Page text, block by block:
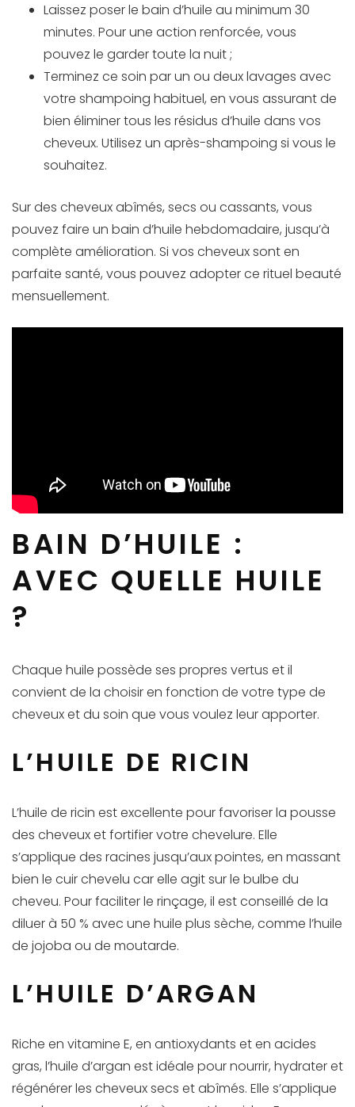
Laissez poser le bain d’huile au minimum 30
minutes. Pour une action renforcée, vous
pouvez le garder toute la nuit ;
Terminez ce soin par un ou deux lavages avec
votre shampoing habituel, en vous assurant de
bien éliminer tous les résidus d’huile dans vos
cheveux. Utilisez un après-shampoing si vous le
souhaitez.
Sur des cheveux abîmés, secs ou cassants, vous
pouvez faire un bain d’huile hebdomadaire, jusqu’à
complète amélioration. Si vos cheveux sont en
parfaite santé, vous pouvez adopter ce rituel beauté
mensuellement.
BAIN D’HUILE :
AVEC QUELLE HUILE
?
Chaque huile possède ses propres vertus et il
convient de la choisir en fonction de votre type de
cheveux et du soin que vous voulez leur apporter.
L’HUILE DE RICIN
L’huile de ricin est excellente pour favoriser la pousse
des cheveux et fortifier votre chevelure. Elle
s’applique des racines jusqu’aux pointes, en massant
bien le cuir chevelu car elle agit sur le bulbe du
cheveu. Pour faciliter le rinçage, il est conseillé de la
diluer à 50 % avec une huile plus sèche, comme l’huile
de jojoba ou de moutarde.
L’HUILE D’ARGAN
Riche en vitamine E, en antioxydants et en acides
gras, l’huile d’argan est idéale pour nourrir, hydrater et
régénérer les cheveux secs et abîmés. Elle s’applique